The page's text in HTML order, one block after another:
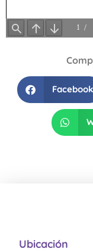
Facebook
Ubicación